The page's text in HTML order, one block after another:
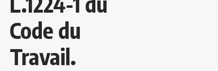
Code du
Travail.